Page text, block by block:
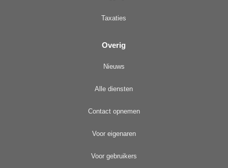
Taxaties
Overig
Nieuws
Alle diensten
Contact opnemen
Voor eigenaren
Voor gebruikers